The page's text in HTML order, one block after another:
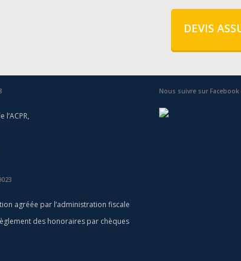
DEVIS
l’ACPR,
agréée par l’administration fiscale
des honoraires par chèques
Nous suivre sur Facebook